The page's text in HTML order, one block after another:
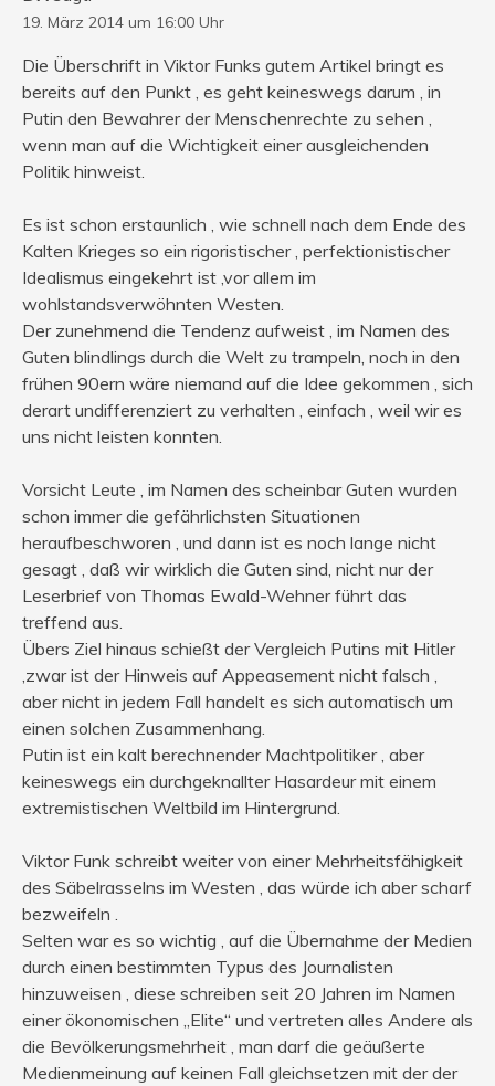
19. März 2014 um 16:00 Uhr
Die Überschrift in Viktor Funks gutem Artikel bringt es
bereits auf den Punkt , es geht keineswegs darum , in
Putin den Bewahrer der Menschenrechte zu sehen ,
wenn man auf die Wichtigkeit einer ausgleichenden
Politik hinweist.
Es ist schon erstaunlich , wie schnell nach dem Ende des
Kalten Krieges so ein rigoristischer , perfektionistischer
Idealismus eingekehrt ist ,vor allem im
wohlstandsverwöhnten Westen.
Der zunehmend die Tendenz aufweist , im Namen des
Guten blindlings durch die Welt zu trampeln, noch in den
frühen 90ern wäre niemand auf die Idee gekommen , sich
derart undifferenziert zu verhalten , einfach , weil wir es
uns nicht leisten konnten.
Vorsicht Leute , im Namen des scheinbar Guten wurden
schon immer die gefährlichsten Situationen
heraufbeschworen , und dann ist es noch lange nicht
gesagt , daß wir wirklich die Guten sind, nicht nur der
Leserbrief von Thomas Ewald-Wehner führt das
treffend aus.
Übers Ziel hinaus schießt der Vergleich Putins mit Hitler
,zwar ist der Hinweis auf Appeasement nicht falsch ,
aber nicht in jedem Fall handelt es sich automatisch um
einen solchen Zusammenhang.
Putin ist ein kalt berechnender Machtpolitiker , aber
keineswegs ein durchgeknallter Hasardeur mit einem
extremistischen Weltbild im Hintergrund.
Viktor Funk schreibt weiter von einer Mehrheitsfähigkeit
des Säbelrasselns im Westen , das würde ich aber scharf
bezweifeln .
Selten war es so wichtig , auf die Übernahme der Medien
durch einen bestimmten Typus des Journalisten
hinzuweisen , diese schreiben seit 20 Jahren im Namen
einer ökonomischen „Elite“ und vertreten alles Andere als
die Bevölkerungsmehrheit , man darf die geäußerte
Medienmeinung auf keinen Fall gleichsetzen mit der der